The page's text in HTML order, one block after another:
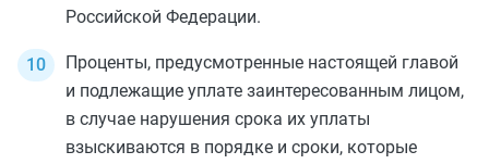
Российской Федерации.
Проценты, предусмотренные настоящей главой
и подлежащие уплате заинтересованным лицом,
в случае нарушения срока их уплаты
взыскиваются в порядке и сроки, которые